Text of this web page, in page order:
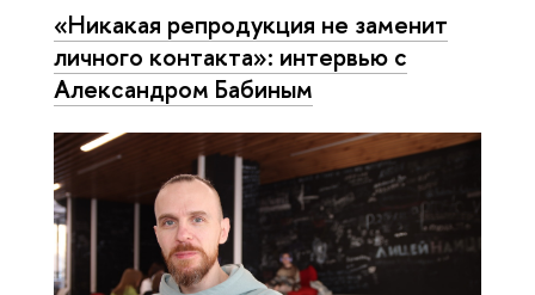
«Никакая репродукция не заменит
личного контакта»: интервью с
Александром Бабиным